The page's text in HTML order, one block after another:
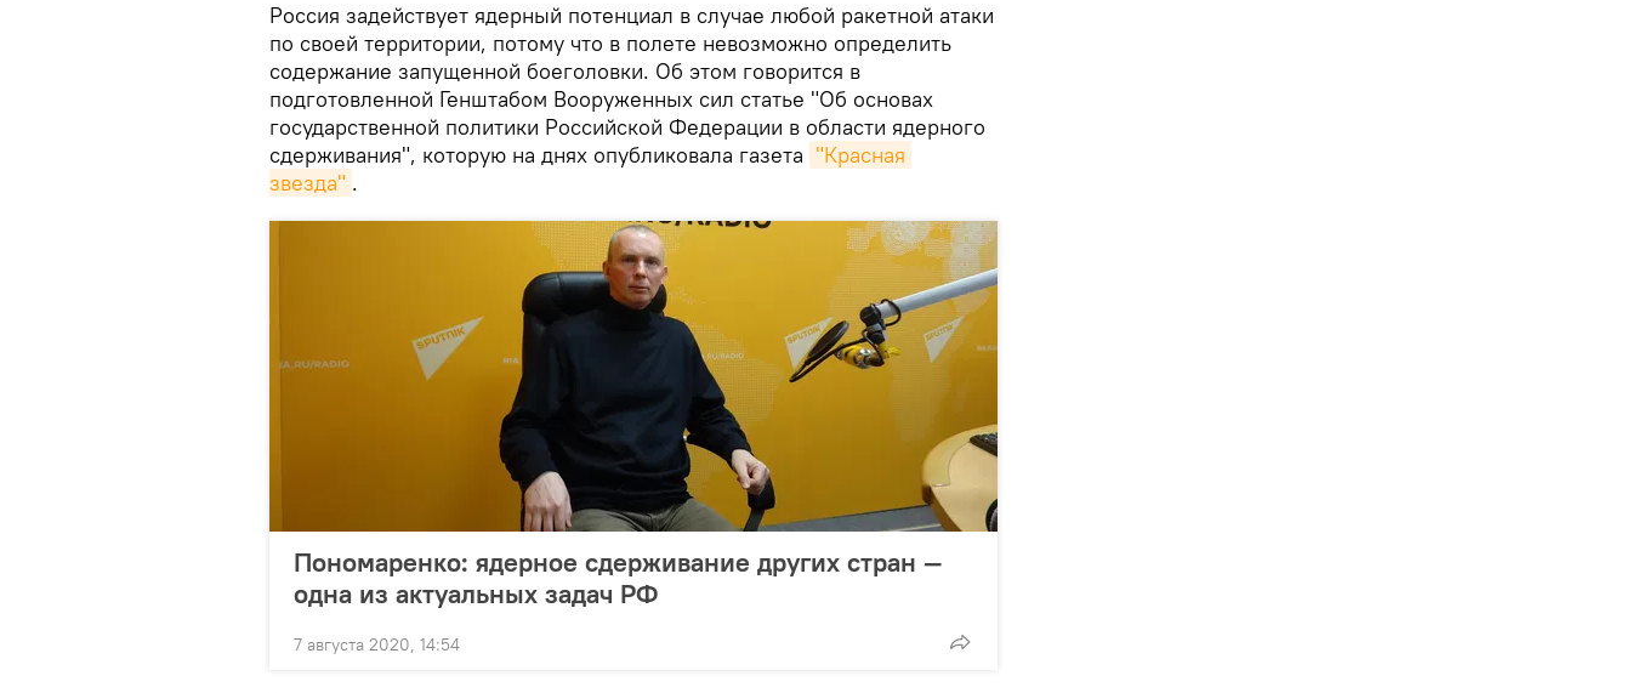
Россия задействует ядерный потенциал в случае любой ракетной атаки
по своей территории, потому что в полете невозможно определить
содержание запущенной боеголовки. Об этом говорится в
подготовленной Генштабом Вооруженных сил статье "Об основах
государственной политики Российской Федерации в области ядерного
сдерживания", которую на днях опубликовала газета "Красная
звезда" .
Пономаренко: ядерное сдерживание других стран —
одна из актуальных задач РФ
7 августа 2020, 14:54